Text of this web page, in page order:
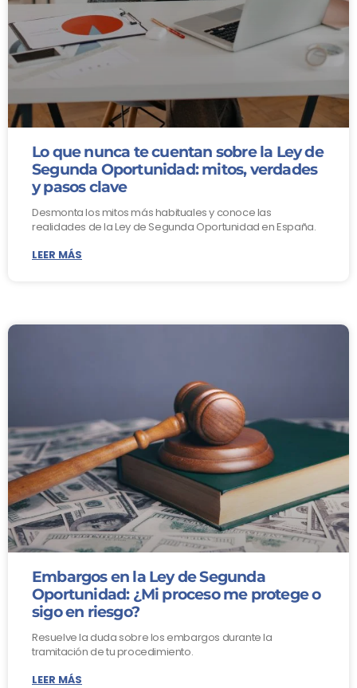
Lo que nunca te cuentan sobre la Ley de
Segunda Oportunidad: mitos, verdades
y pasos clave
Desmonta los mitos más habituales y conoce las
realidades de la Ley de Segunda Oportunidad en España.
LEER MÁS
Embargos en la Ley de Segunda
Oportunidad: ¿Mi proceso me protege o
sigo en riesgo?
Resuelve la duda sobre los embargos durante la
tramitación de tu procedimiento.
LEER MÁS